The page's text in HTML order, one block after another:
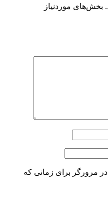
بخش‌های موردنیاز
مرورگر برای زمانی که